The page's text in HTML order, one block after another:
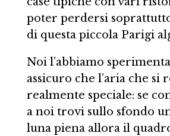
poter perdersi
di questa piccola Parigi
Noi l’abbiamo
assicuro che l’aria che si
realmente speciale: se
a noi trovi sullo sfondo
luna piena allora il